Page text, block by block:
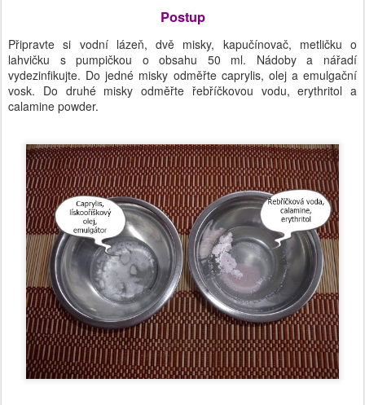
Postup
Připravte si vodní lázeň, dvě misky, kapučínovač, metličku o
lahvičku s pumpičkou o obsahu 50 ml. Nádoby a nářadí
vydezinfikujte. Do jedné misky odměřte caprylis, olej a emulgační
vosk. Do druhé misky odměřte řebříčkovou vodu, erythritol a
calamine powder.